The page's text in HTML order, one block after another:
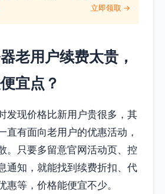
立即领取 →
老用户续费太贵，
宜点？
发现价格比新用户贵很多，其
直有面向老用户的优惠活动，
。只要多留意官网活动页、控
通知，就能找到续费折扣、代
惠等，价格能便宜不少。